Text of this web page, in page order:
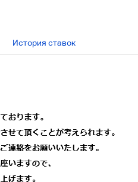
История ставок